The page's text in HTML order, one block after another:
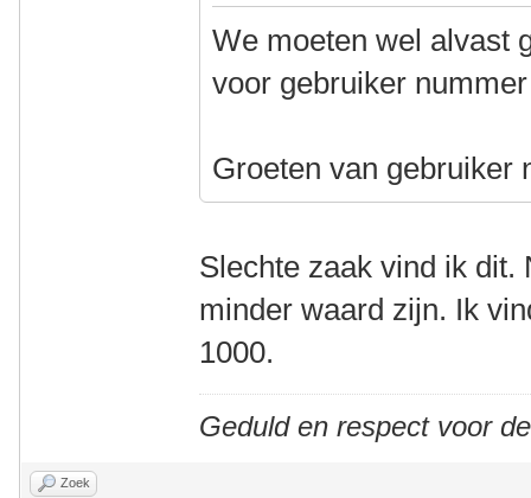
We moeten wel alvast
voor gebruiker
Groeten van gebruiker
Slechte zaak vind ik dit.
minder waard zijn. Ik
1000.
Geduld en respect voor
Zoek